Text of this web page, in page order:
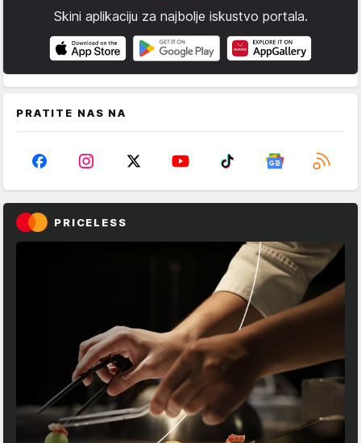
Skini aplikaciju za najbolje iskustvo portala.
PRATITE NAS NA
PRICELESS